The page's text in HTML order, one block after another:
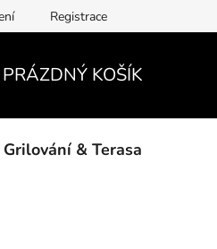
informace a odkazy ÚKZÚZ
Registrace
PRÁZDNÝ KOŠÍK
Grilování & Terasa